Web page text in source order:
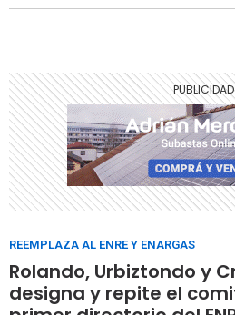
REEMPLAZA AL ENRE Y ENARGAS
Rolando, Urbiztondo y
designa y repite el